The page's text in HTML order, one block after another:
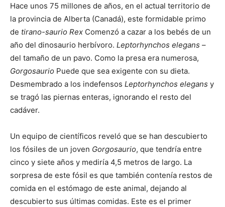
Hace unos 75 millones de años, en el actual territorio de
la provincia de Alberta (Canadá), este formidable primo
de tirano-saurio Rex Comenzó a cazar a los bebés de un
año del dinosaurio herbívoro. Leptorhynchos elegans –
del tamaño de un pavo. Como la presa era numerosa,
Gorgosaurio Puede que sea exigente con su dieta.
Desmembrado a los indefensos Leptorhynchos elegans y
se tragó las piernas enteras, ignorando el resto del
cadáver.
Un equipo de científicos reveló que se han descubierto
los fósiles de un joven Gorgosaurio, que tendría entre
cinco y siete años y mediría 4,5 metros de largo. La
sorpresa de este fósil es que también contenía restos de
comida en el estómago de este animal, dejando al
descubierto sus últimas comidas. Este es el primer